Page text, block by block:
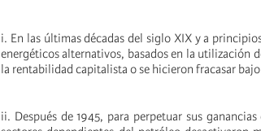
i. En las últimas décadas del siglo XIX y a
energéticos alternativos, basados en la utilización
la rentabilidad capitalista o se hicieron fracasar
ii. Después de 1945, para perpetuar sus